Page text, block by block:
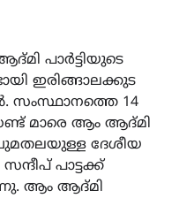
പാർട്ടിയുടെ
ഇരിങ്ങാലക്കുട
സംസ്ഥാനത്തെ 14
മാരെ ആം ആദ്മി
ചുമതലയുള്ള ദേശീയ
പാട്ടക്ക്
ആം ആദ്മി